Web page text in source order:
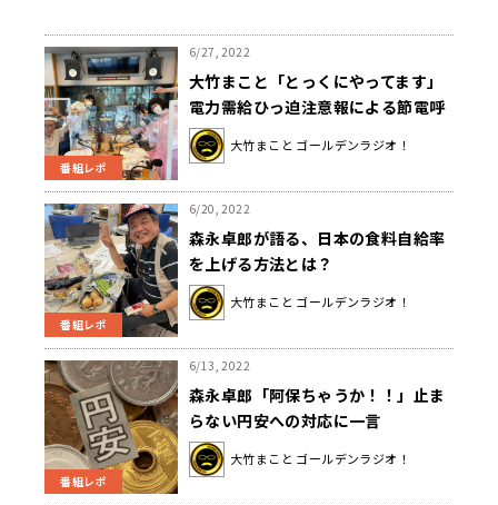
番組レポ
6/27, 2022
大竹まこと「とっくにやってます」
電力需給ひっ迫注意報による節電呼
びかけに一言
大竹まこと ゴールデンラジオ！
番組レポ
6/20, 2022
森永卓郎が語る、日本の食料自給率
を上げる方法とは？
大竹まこと ゴールデンラジオ！
番組レポ
6/13, 2022
森永卓郎「阿保ちゃうか！！」止ま
らない円安への対応に一言
大竹まこと ゴールデンラジオ！